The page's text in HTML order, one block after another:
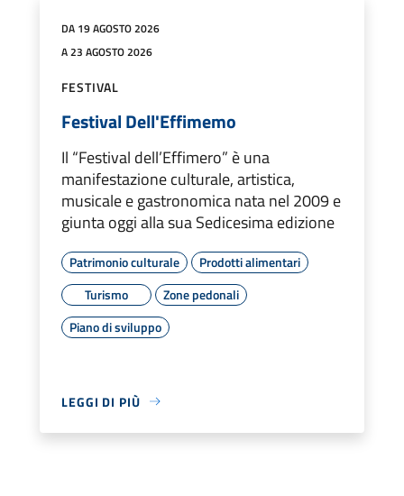
DA 19 AGOSTO 2026
A 23 AGOSTO 2026
FESTIVAL
Festival Dell'Effimemo
Il “Festival dell’Effimero” è una
manifestazione culturale, artistica,
musicale e gastronomica nata nel 2009 e
giunta oggi alla sua Sedicesima edizione
Patrimonio culturale
Prodotti alimentari
Turismo
Zone pedonali
Piano di sviluppo
LEGGI DI PIÙ